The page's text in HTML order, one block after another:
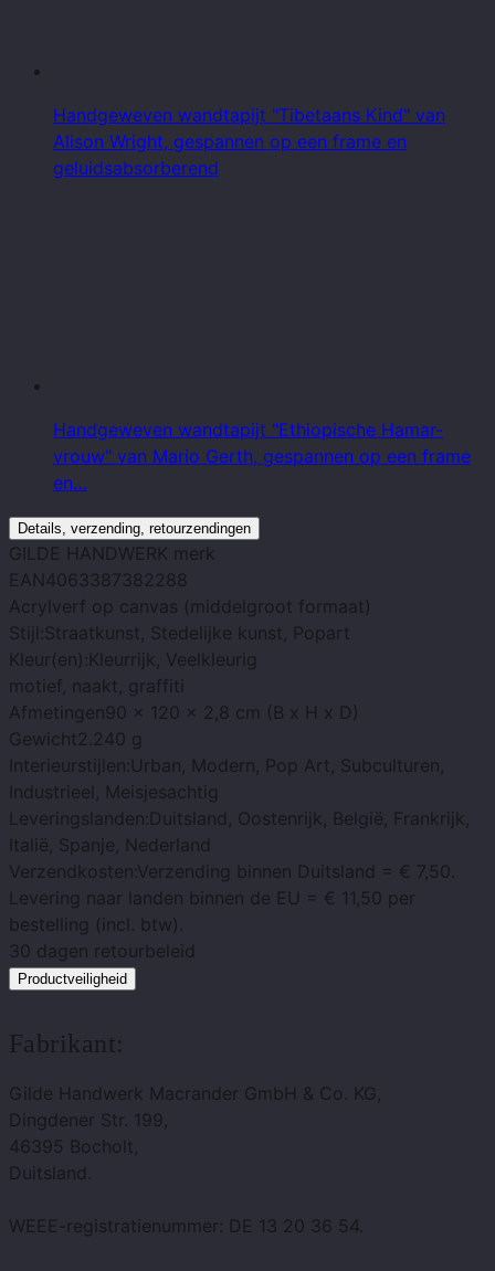
Handgeweven wandtapijt "Tibetaans Kind" van
Alison Wright, gespannen op een frame en
geluidsabsorberend
Handgeweven wandtapijt "Ethiopische Hamar-
vrouw" van Mario Gerth, gespannen op een frame
en…
Details, verzending, retourzendingen
GILDE HANDWERK merk
EAN4063387382288
Acrylverf op canvas (middelgroot formaat)
Stijl:Straatkunst, Stedelijke kunst, Popart
Kleur(en):Kleurrijk, Veelkleurig
motief, naakt, graffiti
Afmetingen90 x 120 x 2,8 cm (B x H x D)
Gewicht2.240 g
Interieurstijlen:Urban, Modern, Pop Art, Subculturen,
Industrieel, Meisjesachtig
Leveringslanden:Duitsland, Oostenrijk, België, Frankrijk,
Italië, Spanje, Nederland
Verzendkosten:Verzending binnen Duitsland = € 7,50.
Levering naar landen binnen de EU = € 11,50 per
bestelling (incl. btw).
30 dagen retourbeleid
Productveiligheid
Fabrikant:
Gilde Handwerk Macrander GmbH & Co. KG,
Dingdener Str. 199,
46395 Bocholt,
Duitsland.
WEEE-registratienummer: DE 13 20 36 54.